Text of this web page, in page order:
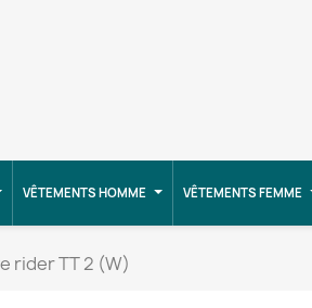
VÊTEMENTS HOMME VÊTEMENTS FEMME
rider TT 2 (W)